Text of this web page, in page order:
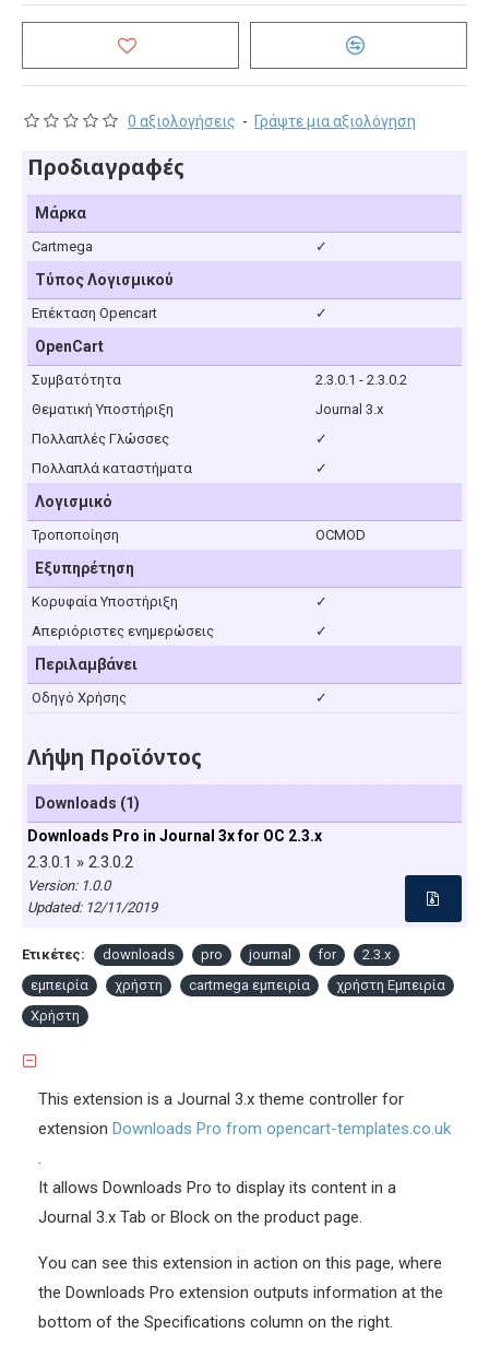
0 αξιολογήσεις - Γράψτε μια αξιολόγηση
Προδιαγραφές
Μάρκα
Cartmega ✓
Τύπος Λογισμικού
Επέκταση Opencart ✓
OpenCart
Συμβατότητα
2.3.0.1 - 2.3.0.2
Θεματική Υποστήριξη
Journal 3.x
Πολλαπλές Γλώσσες
✓
Πολλαπλά καταστήματα
✓
Λογισμικό
Τροποποίηση OCMOD
Εξυπηρέτηση
Κορυφαία Υποστήριξη
✓
Απεριόριστες ενημερώσεις
✓
Περιλαμβάνει
Οδηγό Χρήσης ✓
Λήψη Προϊόντος
Downloads (1)
Downloads Pro in Journal 3x for OC 2.3.x
2.3.0.1 » 2.3.0.2
Version: 1.0.0
Updated: 12/11/2019
Ετικέτες: downloads pro journal for
2.3.x
εμπειρία
χρήστη cartmega εμπειρία
χρήστη Εμπειρία
Χρήστη
This extension is a Journal 3.x theme controller for
extension Downloads Pro from opencart-templates.co.uk
.
It allows Downloads Pro to display its content in a
Journal 3.x Tab or Block on the product page.
You can see this extension in action on this page, where
the Downloads Pro extension outputs information at the
bottom of the Specifications column on the right.